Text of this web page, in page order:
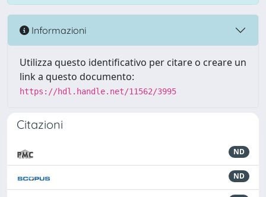
Informazioni
Utilizza questo identificativo per citare o creare un
link a questo documento:
https://hdl.handle.net/11562/3995
Citazioni
ND
ND